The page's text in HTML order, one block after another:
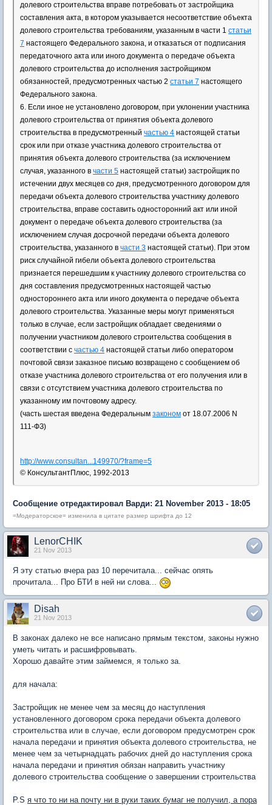
долевого строительства вправе потребовать от застройщика
составления акта, в котором указывается несоответствие объекта
долевого строительства требованиям, указанным в части 1 статьи
7 настоящего Федерального закона, и отказаться от подписания
передаточного акта или иного документа о передаче объекта
долевого строительства до исполнения застройщиком
обязанностей, предусмотренных частью 2 статьи 7 настоящего
Федерального закона.
6. Если иное не установлено договором, при уклонении участника
долевого строительства от принятия объекта долевого
строительства в предусмотренный частью 4 настоящей статьи
срок или при отказе участника долевого строительства от
принятия объекта долевого строительства (за исключением
случая, указанного в части 5 настоящей статьи) застройщик по
истечении двух месяцев со дня, предусмотренного договором для
передачи объекта долевого строительства участнику долевого
строительства, вправе составить односторонний акт или иной
документ о передаче объекта долевого строительства (за
исключением случая досрочной передачи объекта долевого
строительства, указанного в части 3 настоящей статьи). При этом
риск случайной гибели объекта долевого строительства
признается перешедшим к участнику долевого строительства со
дня составления предусмотренных настоящей частью
одностороннего акта или иного документа о передаче объекта
долевого строительства. Указанные меры могут применяться
только в случае, если застройщик обладает сведениями о
получении участником долевого строительства сообщения в
соответствии с частью 4 настоящей статьи либо оператором
почтовой связи заказное письмо возвращено с сообщением об
отказе участника долевого строительства от его получения или в
связи с отсутствием участника долевого строительства по
указанному им почтовому адресу.
(часть шестая введена Федеральным законом от 18.07.2006 N
111-ФЗ)
http://www.consultan...149970/?frame=5
© КонсультантПлюс, 1992-2013
Сообщение отредактировал Варди: 21 November 2013 - 18:05
=Модераторское= изменила в цитате размер шрифта до 12
LenorCHIK
21 Nov 2013
Я эту статью вчера раз 10 перечитала... сейчас опять
прочитала... Про БТИ в ней ни слова...
Disah
21 Nov 2013
В законах далеко не все написано прямым текстом, законы нужно
уметь читать и расшифровывать.
Хорошо давайте этим займемся, я только за.
для начала:
Застройщик не менее чем за месяц до наступления
установленного договором срока передачи объекта долевого
строительства или в случае, если договором предусмотрен срок
начала передачи и принятия объекта долевого строительства, не
менее чем за четырнадцать рабочих дней до наступления срока
начала передачи и принятия обязан направить участнику
долевого строительства сообщение о завершении строительства
P.S я что то ни на почту ни в руки таких бумаг не получил, а пора